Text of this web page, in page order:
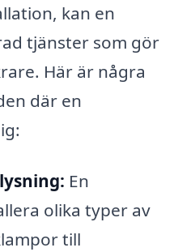
kan en
tjänster som gör
Här är några
där en
En
olika typer av
till